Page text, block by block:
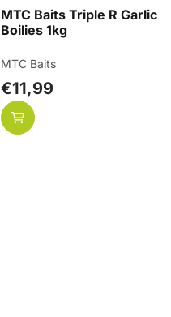
MTC Baits Triple R Garlic
Boilies 1kg
Merk:
MTC Baits
Prijs: 11,99
€11,99